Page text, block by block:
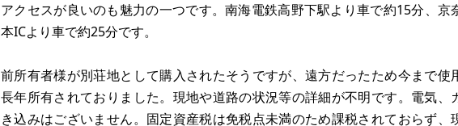
アクセスが良いのも魅力の一つです。南海電鉄高野下駅より車で約15分、京
本ICより車で約25分です。
前所有者様が別荘地として購入されたそうですが、遠方だったため今まで使
長年所有されておりました。現地や道路の状況等の詳細が不明です。電気、
き込みはございません。固定資産税は免税点未満のため課税されておらず、